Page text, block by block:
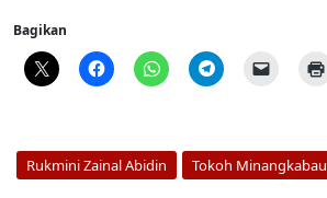
Bagikan
Rukmini Zainal Abidin Tokoh Minangkabau